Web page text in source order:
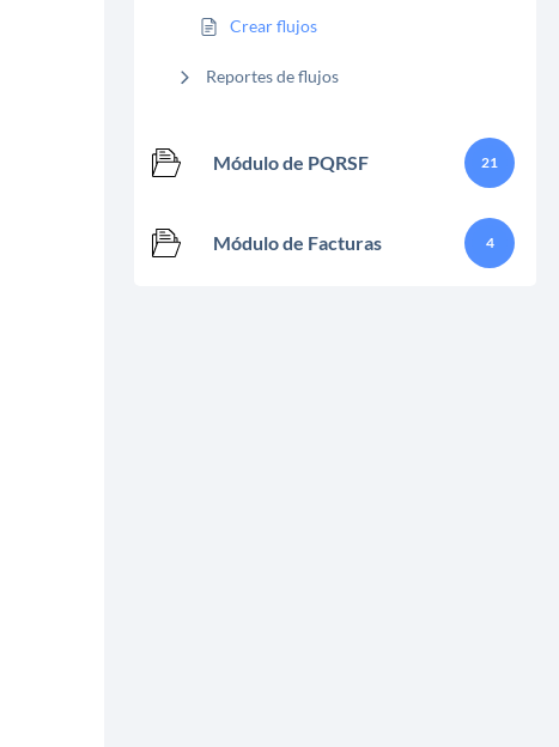
Crear flujos
Reportes de flujos
Módulo de PQRSF 21
Módulo de Facturas 4